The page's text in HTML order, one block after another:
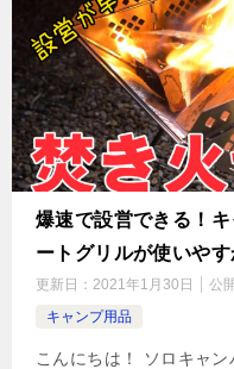
爆速で設営できる！
ートグリルが使いやす
更新日： 2021年1月30日 公
キャンプ用品
こんにちは！ ソロキャン